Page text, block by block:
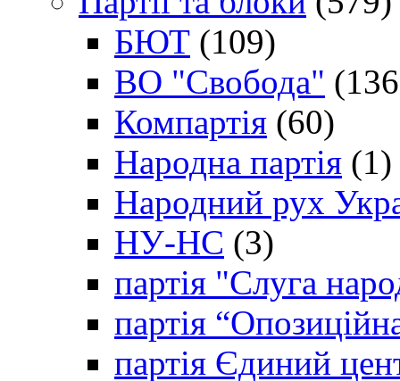
БЮТ (109)
ВО "Свобода"
Компартія (60)
Народна партія (1)
Народний рух
НУ-НС (3)
партія "Слуга
партія
партія Єдиний